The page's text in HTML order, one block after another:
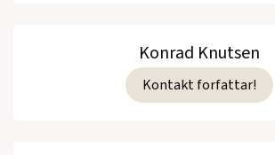
Konrad Knutsen
Kontakt forfattar!